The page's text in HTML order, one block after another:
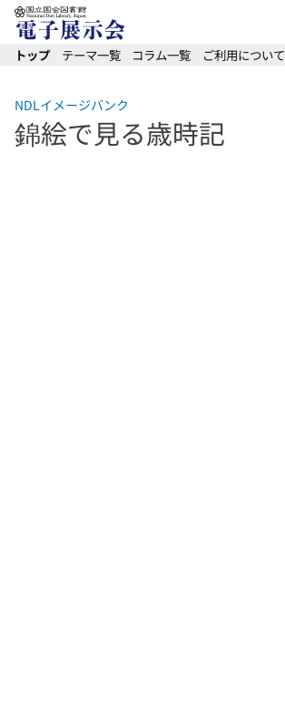
本文へ移動
トップ テーマ一覧 コラム一覧 ご利用について
NDLイメージバンク
錦絵で見る歳時記